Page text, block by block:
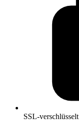
SSL-verschlüsselt